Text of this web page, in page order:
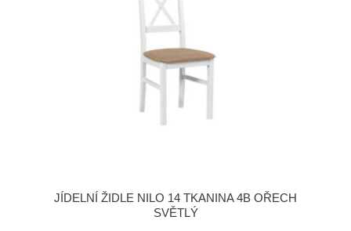
JÍDELNÍ ŽIDLE NILO 14 TKANINA 4B OŘECH
SVĚTLÝ